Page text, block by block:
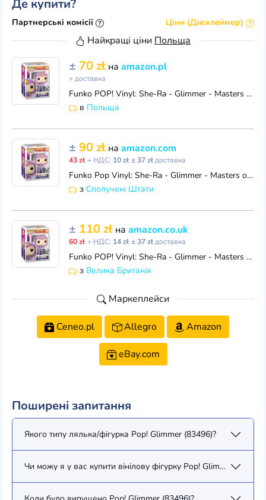
Де купити?
Партнерські комісії Ціни (Дисклеймер)
Найкращі ціни Польща
± 70 zł на amazon.pl
+ доставка
Funko POP! Vinyl: She-Ra - Glimmer - Masters of the Universe - Władcy Wszechświata - Figurka kolekcjonerska z winylu - pomysł na prezent - oficjalny t
в Польща
± 90 zł на amazon.com
43 zł + НДС: 10 zł ± 37 złдоставка
Funko Pop Vinyl: She-Ra - Glimmer - Masters of The Universe - Collectable Vinyl Figure - Gift Idea - Official Merchandise - Toys for Kids & Adults - S
з Сполучені Штати
± 110 zł на amazon.co.uk
60 zł + НДС: 14 zł ± 37 złдоставка
Funko POP! Vinyl: She-Ra - Glimmer - Masters of The Universe - Vinyl Collectible Figure - Gift Idea - Official Merchandise - Toy for Children and Adul
з Велика Британія
Маркеплейси
Ceneo.pl Allegro Amazon
eBay.com
Поширені запитання
Якого типу лялька/фігурка Pop! Glimmer (83496)?
Чи можу я у вас купити вінілову фігурку Pop! Glimmer